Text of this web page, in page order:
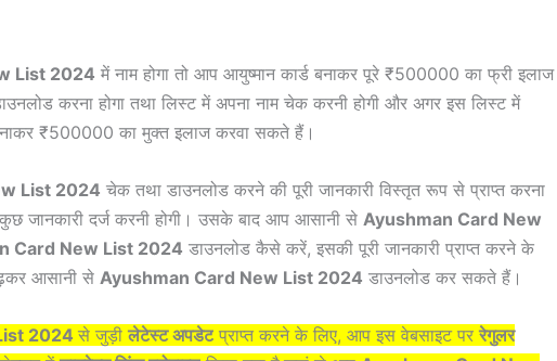
List 2024 में नाम होगा तो आप आयुष्मान कार्ड बनाकर पूरे ₹500000 का फ्री इलाज
करना होगा तथा लिस्ट में अपना नाम चेक करनी होगी और अगर इस लिस्ट में
₹500000 का मुक्त इलाज करवा सकते हैं।
List 2024 चेक तथा डाउनलोड करने की पूरी जानकारी विस्तृत रूप से प्राप्त करना
जानकारी दर्ज करनी होगी। उसके बाद आप आसानी से Ayushman Card New
Card New List 2024 डाउनलोड कैसे करें, इसकी पूरी जानकारी प्राप्त करने के
आसानी से Ayushman Card New List 2024 डाउनलोड कर सकते हैं।
2024 से जुड़ी लेटेस्ट अपडेट प्राप्त करने के लिए, आप इस वेबसाइट पर रेगुलर